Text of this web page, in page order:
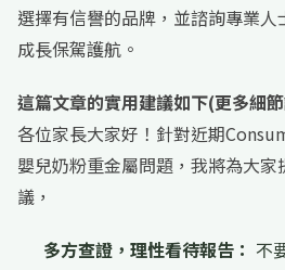
選擇有信譽的品牌，並諮詢專業
成長保駕護航。
這篇文章的實用建議如下(更多細
各位家長大家好！針對近期
嬰兒奶粉重金屬問題，我將為大
議，
多方查證，理性看待報告： 不